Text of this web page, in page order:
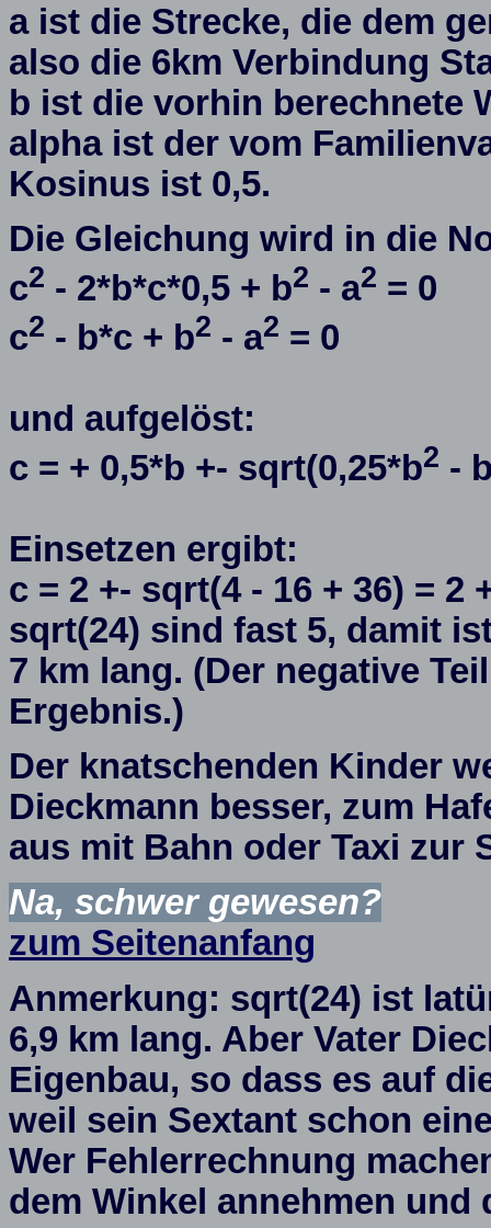
a ist die Strecke, die dem
also die 6km Verbindung
b ist die vorhin berechnete
alpha ist der vom
Kosinus ist 0,5.
Die Gleichung wird in die
c2 - 2*b*c*0,5 + b2 - a2 = 0
c2 - b*c + b2 - a2 = 0
und aufgelöst:
c = + 0,5*b +- sqrt(0,25*b2 -
Einsetzen ergibt:
c = 2 +- sqrt(4 - 16 + 36) = 2
sqrt(24) sind fast 5, damit
7 km lang. (Der negative
Ergebnis.)
Der knatschenden Kinder
Dieckmann besser, zum
aus mit Bahn oder Taxi zur
Na, schwer gewesen?
zum Seitenanfang
Anmerkung: sqrt(24) ist
6,9 km lang. Aber Vater
Eigenbau, so dass es auf
weil sein Sextant schon
Wer Fehlerrechnung
dem Winkel annehmen